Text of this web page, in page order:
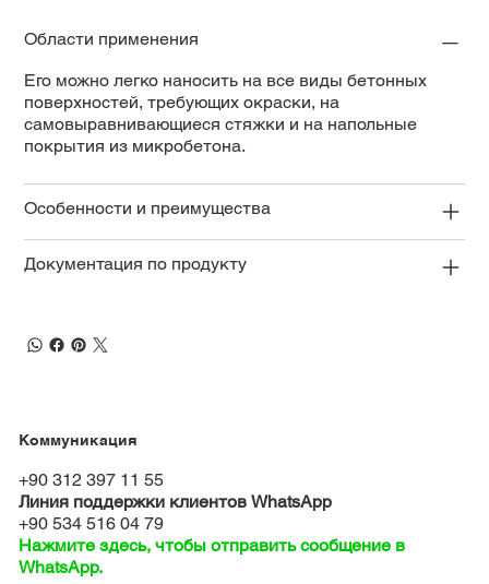
Области применения
Его можно легко наносить на все виды бетонных
поверхностей, требующих окраски, на
самовыравнивающиеся стяжки и на напольные
покрытия из микробетона.
Особенности и преимущества
Документация по продукту
Коммуникация
+90 312 397 11 55
Линия поддержки клиентов WhatsApp
+90 534 516 04 79
Нажмите здесь, чтобы отправить сообщение в
WhatsApp.